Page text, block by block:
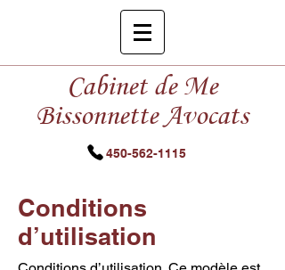
Cabinet de Me
Bissonnette Avocats
450-562-1115
Conditions
d’utilisation